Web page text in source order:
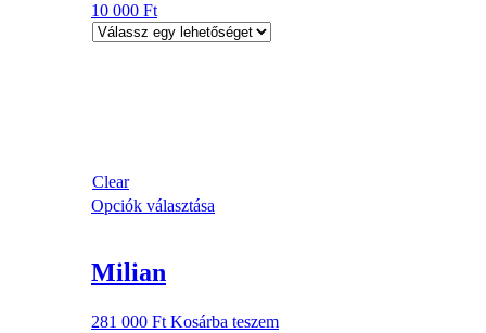
10 000 Ft
Clear
Opciók választása
Milian
281 000 Ft Kosárba teszem